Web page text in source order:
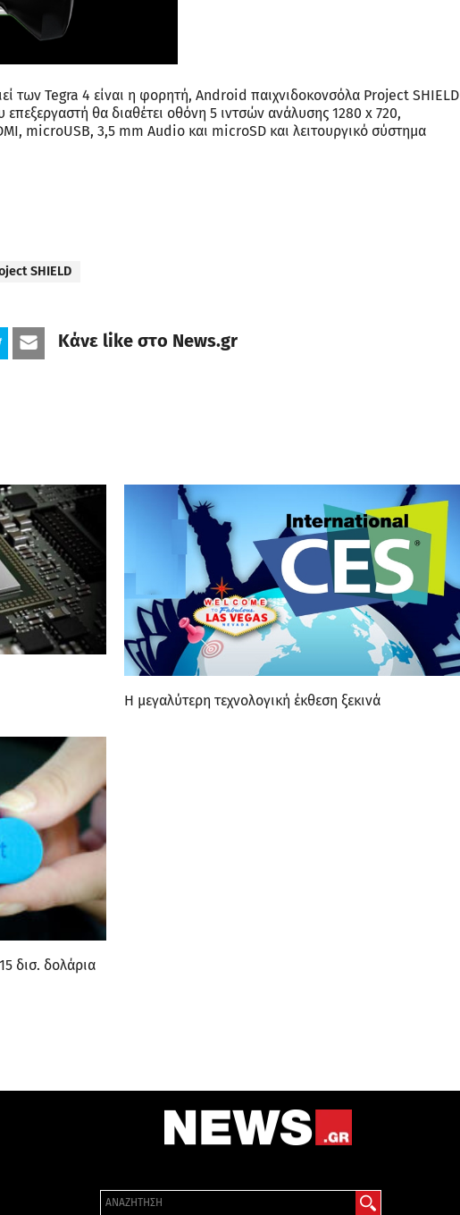
των Tegra 4 είναι η φορητή, Android παιχνιδοκονσόλα Project SHIELD
θα διαθέτει οθόνη 5 ιντσών ανάλυσης 1280 x 720,
microUSB, 3,5 mm Audio και microSD και λειτουργικό σύστημα
SHIELD
Κάνε like στο News.gr
Η μεγαλύτερη τεχνολογική έκθεση ξεκινά
δισ. δολάρια